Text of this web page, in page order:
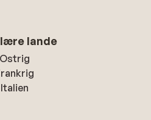
lande
Ostrig
Italien